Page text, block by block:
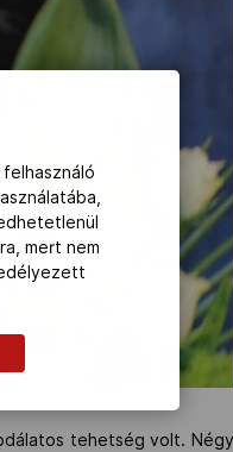
tehetség volt. Négy
mert nem